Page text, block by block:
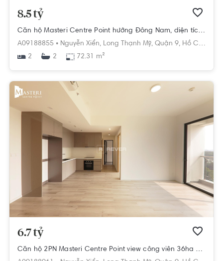
8.5 tỷ
Căn hộ Masteri Centre Point hướng Đông Nam, diện tích 72.31m²
A09188855 • Nguyễn Xiển, Long Thạnh Mỹ, Quận 9, Hồ Chí Minh
2
2 72.31 m²
6.7 tỷ
Căn hộ 2PN Masteri Centre Point view công viên 36ha hướng Đông Nam, diện tích 72.86m²